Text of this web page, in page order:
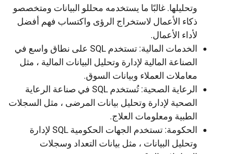
وتحليلها. غالبًا ما يستخدمه محللو البيانات ومتخصصو
ذكاء الأعمال لاستخراج الرؤى واكتساب فهم أفضل
لأداء الأعمال.
الخدمات المالية: تستخدم SQL على نطاق واسع في
الصناعة المالية لإدارة وتحليل البيانات المالية ، مثل
معاملات العملاء وبيانات السوق.
الرعاية الصحية: تُستخدم SQL في صناعة الرعاية
الصحية لإدارة وتحليل بيانات المرضى ، مثل السجلات
الطبية ومعلومات العلاج.
الحكومة: تستخدم الجهات الحكومية SQL لإدارة
وتحليل البيانات ، مثل بيانات التعداد وسجلات